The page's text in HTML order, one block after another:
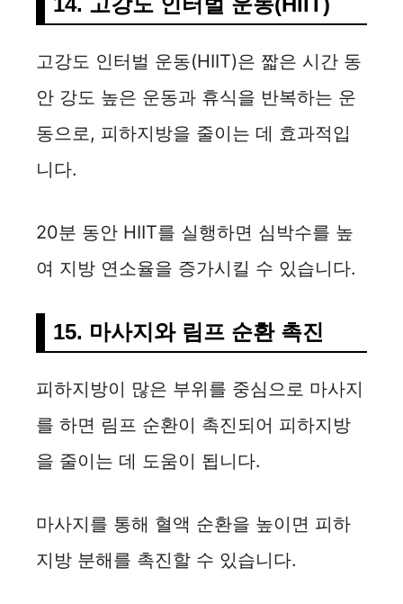
고강도 인터벌 운동(HIIT)은 짧은 시간 동
안 강도 높은 운동과 휴식을 반복하는 운
동으로, 피하지방을 줄이는 데 효과적입
니다.
20분 동안 HIIT를 실행하면 심박수를 높
여 지방 연소율을 증가시킬 수 있습니다.
15. 마사지와 림프 순환 촉진
피하지방이 많은 부위를 중심으로 마사지
를 하면 림프 순환이 촉진되어 피하지방
을 줄이는 데 도움이 됩니다.
마사지를 통해 혈액 순환을 높이면 피하
지방 분해를 촉진할 수 있습니다.